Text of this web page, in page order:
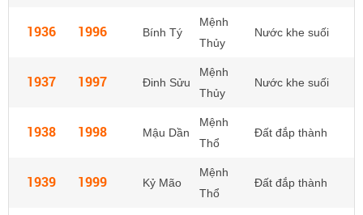
1936 1996 Bính Tý
Mệnh
Thủy
Nước khe suối
1937 1997 Đinh Sửu
Mệnh
Thủy
Nước khe suối
1938 1998 Mậu Dần
Mệnh
Thổ
Đất đắp thành
1939 1999 Kỷ Mão
Mệnh
Thổ
Đất đắp thành